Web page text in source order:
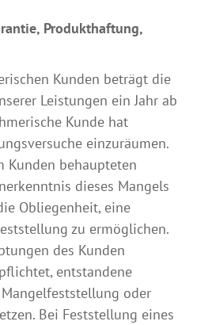
Produkthaftung,
Kunden beträgt die
Leistungen ein Jahr ab
Kunde hat
einzuräumen.
Kunden behaupteten
dieses Mangels
Obliegenheit, eine
zu ermöglichen.
des Kunden
entstandene
oder
Bei Feststellung eines